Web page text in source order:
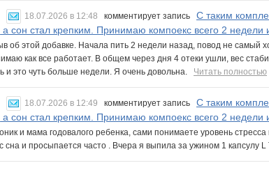
18.07.2026 в 12:48 комментирует запись С таким
а сон стал крепким. Принимаю компоекс всего 2
об этой добавке. Начала пить 2 недели назад, повод не самый
как все работает. В общем через дня 4 отеки ушли, вес
и это чуть больше недели. Я очень довольна. Читать полностью
18.07.2026 в 12:49 комментирует запись С таким
а сон стал крепким. Принимаю компоекс всего 2
и мама годовалого ребенка, сами понимаете уровень
сна и просыпается часто . Вчера я выпила за ужином 1 капсулу